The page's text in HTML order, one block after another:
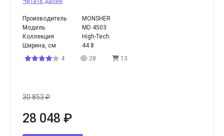
Производитель
MONSHER
Модель
MD 4503
Коллекция
High-Tech
Ширина, см
44.8
4
28 13
30 853₽
28 048 ₽